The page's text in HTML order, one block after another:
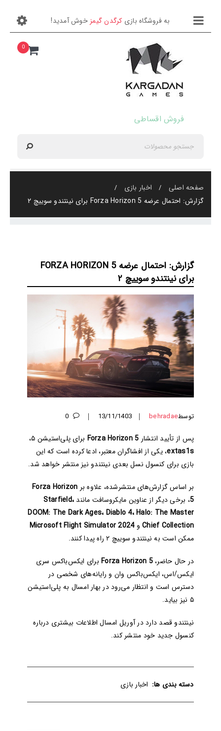
صفحه اصلی
به فروشگاه بازی کرگدن گیمز خوش آمدید!
فروش اقساطی
0
صفحه اصلی / اخبار بازی /
گزارش: احتمال عرضه Forza Horizon 5 برای نینتندو سوییچ ۲
گزارش: احتمال عرضه FORZA HORIZON 5
برای نینتندو سوییچ ۲
توسطbehradae
13/11/1403
0
پس از تأیید انتشار Forza Horizon 5 برای پلی‌استیشن ۵،
extas1s، یکی از افشاگران معتبر، ادعا کرده است که این
بازی برای کنسول نسل بعدی نینتندو نیز منتشر خواهد شد.
بر اساس گزارش‌های منتشرشده، علاوه بر Forza Horizon
5، برخی دیگر از عناوین مایکروسافت مانند Starfield،
DOOM: The Dark Ages، Diablo 4، Halo: The Master
Chief Collection وMicrosoft Flight Simulator 2024
ممکن است به نینتندو سوییچ ۲ راه پیدا کنند.
در حال حاضر،Forza Horizon 5 برای ایکس‌باکس سری
ایکس/اس، ایکس‌باکس وان و رایانه‌های شخصی در
دسترس است و انتظار می‌رود در بهار امسال به پلی‌استیشن
۵ نیز بیاید.
نینتندو قصد دارد در آوریل امسال اطلاعات بیشتری درباره
کنسول جدید خود منتشر کند.
دسته بندی ها: اخبار بازی